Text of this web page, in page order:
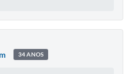
34 ANOS